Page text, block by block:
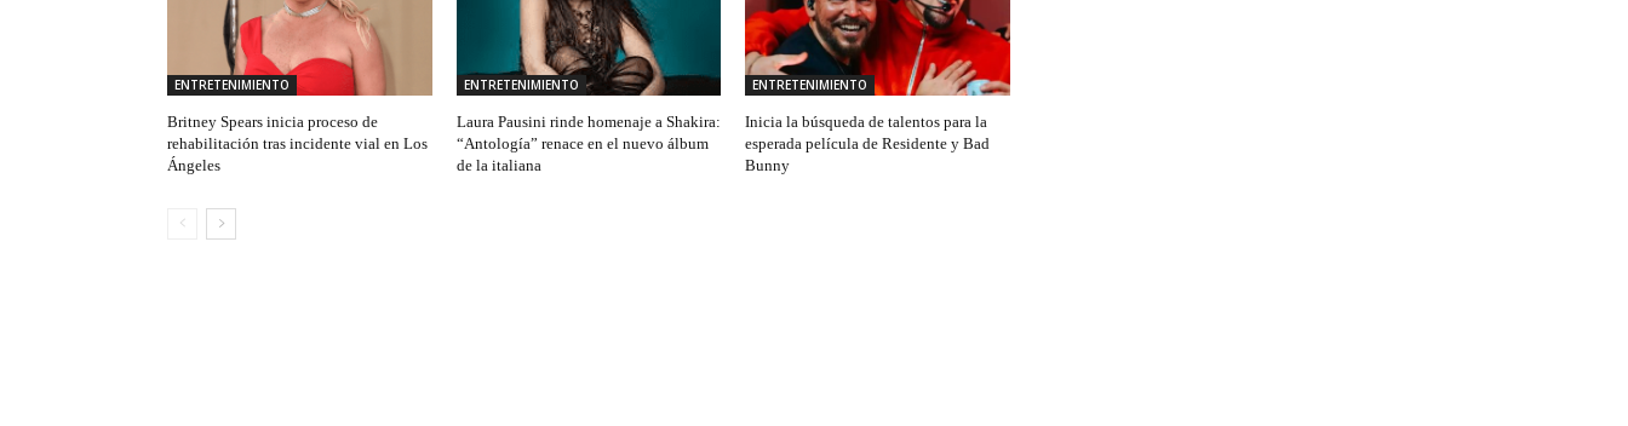
ENTRETENIMIENTO
Britney Spears inicia proceso de
rehabilitación tras incidente vial en Los
Ángeles
ENTRETENIMIENTO
Laura Pausini rinde homenaje a Shakira:
“Antología” renace en el nuevo álbum
de la italiana
ENTRETENIMIENTO
Inicia la búsqueda de talentos para la
esperada película de Residente y Bad
Bunny